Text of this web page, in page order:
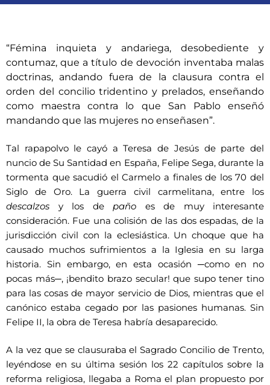
“Fémina inquieta y andariega, desobediente y
contumaz, que a título de devoción inventaba malas
doctrinas, andando fuera de la clausura contra el
orden del concilio tridentino y prelados, enseñando
como maestra contra lo que San Pablo enseñó
mandando que las mujeres no enseñasen”.
Tal rapapolvo le cayó a Teresa de Jesús de parte del
nuncio de Su Santidad en España, Felipe Sega, durante la
tormenta que sacudió el Carmelo a finales de los 70 del
Siglo de Oro. La guerra civil carmelitana, entre los
descalzos y los de paño es de muy interesante
consideración. Fue una colisión de las dos espadas, de la
jurisdicción civil con la eclesiástica. Un choque que ha
causado muchos sufrimientos a la Iglesia en su larga
historia. Sin embargo, en esta ocasión ─como en no
pocas más─, ¡bendito brazo secular! que supo tener tino
para las cosas de mayor servicio de Dios, mientras que el
canónico estaba cegado por las pasiones humanas. Sin
Felipe II, la obra de Teresa habría desaparecido.
A la vez que se clausuraba el Sagrado Concilio de Trento,
leyéndose en su última sesión los 22 capítulos sobre la
reforma religiosa, llegaba a Roma el plan propuesto por